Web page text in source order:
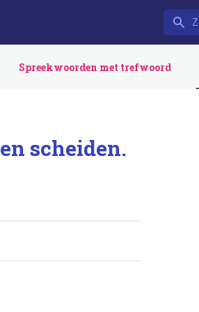
Spreekwoorden met trefwoord
scheiden.